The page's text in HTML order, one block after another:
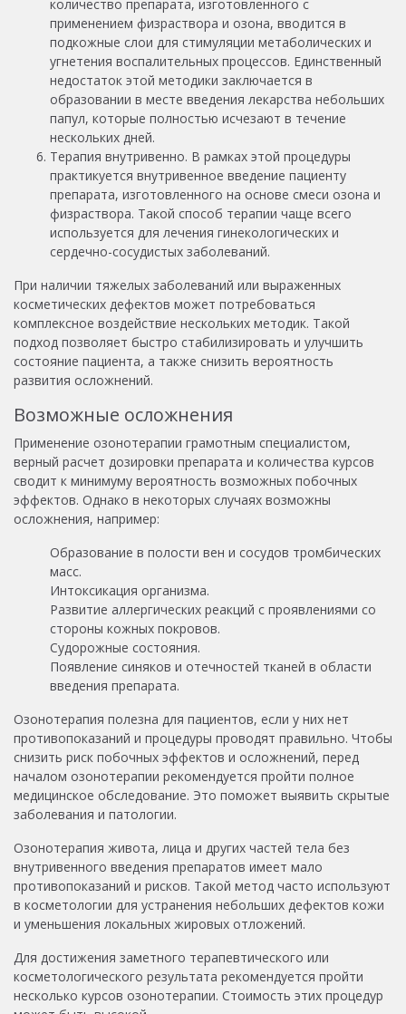
количество препарата, изготовленного с
применением физраствора и озона, вводится в
подкожные слои для стимуляции метаболических и
угнетения воспалительных процессов. Единственный
недостаток этой методики заключается в
образовании в месте введения лекарства небольших
папул, которые полностью исчезают в течение
нескольких дней.
Терапия внутривенно. В рамках этой процедуры
практикуется внутривенное введение пациенту
препарата, изготовленного на основе смеси озона и
физраствора. Такой способ терапии чаще всего
используется для лечения гинекологических и
сердечно-сосудистых заболеваний.
При наличии тяжелых заболеваний или выраженных
косметических дефектов может потребоваться
комплексное воздействие нескольких методик. Такой
подход позволяет быстро стабилизировать и улучшить
состояние пациента, а также снизить вероятность
развития осложнений.
Возможные осложнения
Применение озонотерапии грамотным специалистом,
верный расчет дозировки препарата и количества курсов
сводит к минимуму вероятность возможных побочных
эффектов. Однако в некоторых случаях возможны
осложнения, например:
Образование в полости вен и сосудов тромбических
масс.
Интоксикация организма.
Развитие аллергических реакций с проявлениями со
стороны кожных покровов.
Судорожные состояния.
Появление синяков и отечностей тканей в области
введения препарата.
Озонотерапия полезна для пациентов, если у них нет
противопоказаний и процедуры проводят правильно. Чтобы
снизить риск побочных эффектов и осложнений, перед
началом озонотерапии рекомендуется пройти полное
медицинское обследование. Это поможет выявить скрытые
заболевания и патологии.
Озонотерапия живота, лица и других частей тела без
внутривенного введения препаратов имеет мало
противопоказаний и рисков. Такой метод часто используют
в косметологии для устранения небольших дефектов кожи
и уменьшения локальных жировых отложений.
Для достижения заметного терапевтического или
косметологического результата рекомендуется пройти
несколько курсов озонотерапии. Стоимость этих процедур